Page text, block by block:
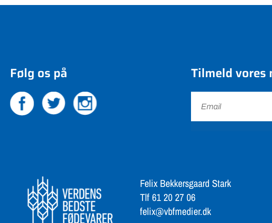
Følg os på Tilmeld vores
Felix Bekkersgaard Stark
Tlf 61 20 27 06
felix@vbfmedier.dk